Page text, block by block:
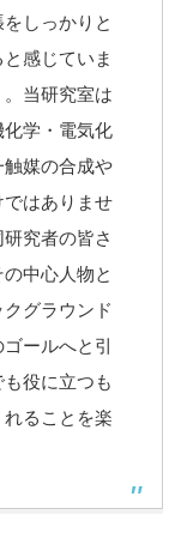
しっかりと
感じていま
当研究室は
学・電気化
媒の合成や
はありませ
究者の皆さ
中心人物と
グラウンド
ールへと引
役に立つも
ることを楽